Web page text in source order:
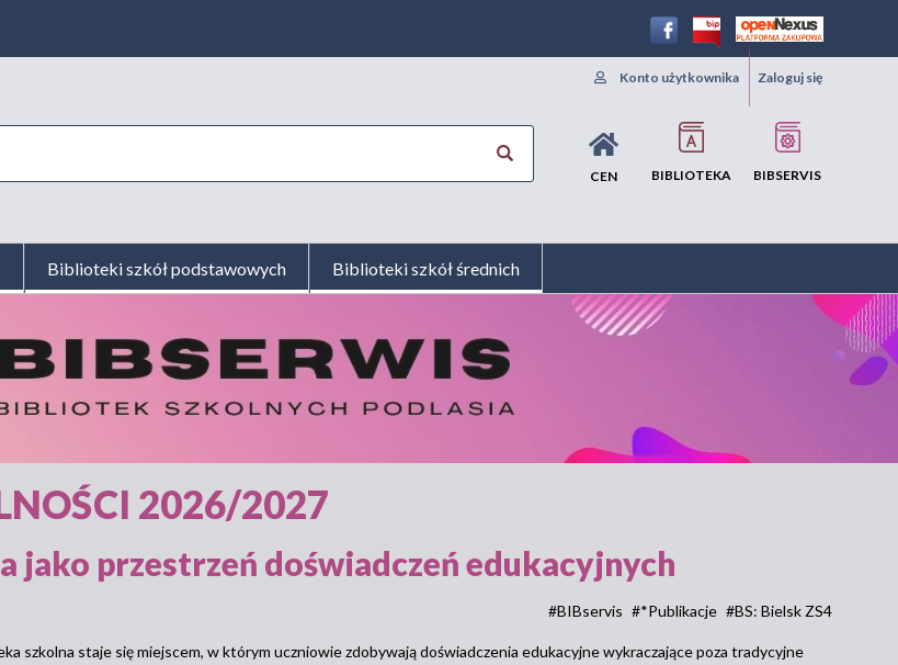
Konto użytkownika Zaloguj się
CEN BIBLIOTEKA BIBSERVIS
Biblioteki szkół podstawowych Biblioteki szkół średnich
2026/2027
jako przestrzeń doświadczeń edukacyjnych
#BIBservis #*Publikacje #BS: Bielsk ZS4
szkolna staje się miejscem, w którym uczniowie zdobywają doświadczenia edukacyjne wykraczające poza tradycyjne